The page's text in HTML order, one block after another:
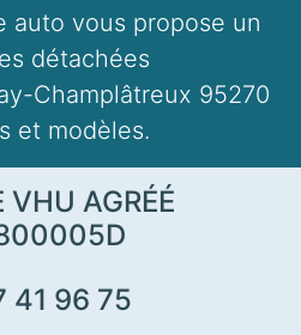
auto vous propose un
détachées
Champlâtreux 95270
et modèles.
VHU AGRÉÉ
41 96 75